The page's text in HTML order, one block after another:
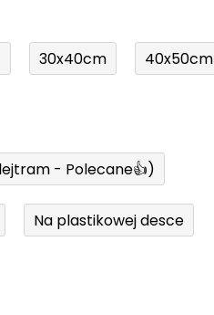
30x40cm 40x50cm
- Polecane👍)
Na plastikowej desce